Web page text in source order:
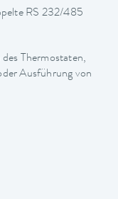
RS 232/485
Thermostaten,
Ausführung von